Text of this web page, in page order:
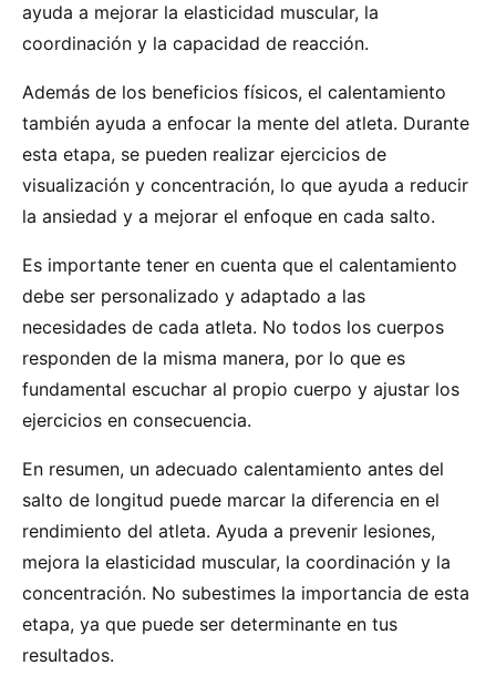
ayuda a mejorar la elasticidad muscular, la
coordinación y la capacidad de reacción.
Además de los beneficios físicos, el calentamiento
también ayuda a enfocar la mente del atleta. Durante
esta etapa, se pueden realizar ejercicios de
visualización y concentración, lo que ayuda a reducir
la ansiedad y a mejorar el enfoque en cada salto.
Es importante tener en cuenta que el calentamiento
debe ser personalizado y adaptado a las
necesidades de cada atleta. No todos los cuerpos
responden de la misma manera, por lo que es
fundamental escuchar al propio cuerpo y ajustar los
ejercicios en consecuencia.
En resumen, un adecuado calentamiento antes del
salto de longitud puede marcar la diferencia en el
rendimiento del atleta. Ayuda a prevenir lesiones,
mejora la elasticidad muscular, la coordinación y la
concentración. No subestimes la importancia de esta
etapa, ya que puede ser determinante en tus
resultados.